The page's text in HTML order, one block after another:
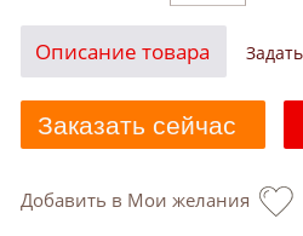
Описание товара
Заказать сейчас
Добавить в Мои желания